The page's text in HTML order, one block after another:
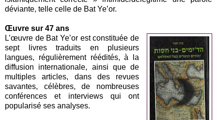
déviante, telle celle de Bat Ye’or.
Œuvre sur 47 ans
L’œuvre de Bat Ye’or est constituée de
sept livres traduits en plusieurs
langues, régulièrement réédités, à la
diffusion internationale, ainsi que de
multiples articles, dans des revues
savantes, célèbres, de nombreuses
conférences et interviews qui ont
popularisé ses analyses.